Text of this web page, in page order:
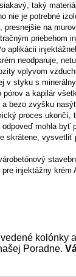
taký
nie je potrebné
presnejšie na
priebehom
aplikácii
neodparuje,
vplyvom
v styku s
pórov a kapilár
bezo zvyšku
proces ukončí,
mohla byť
skrátene, vysvetliť
injektážny krém
kolónky
Poradne.